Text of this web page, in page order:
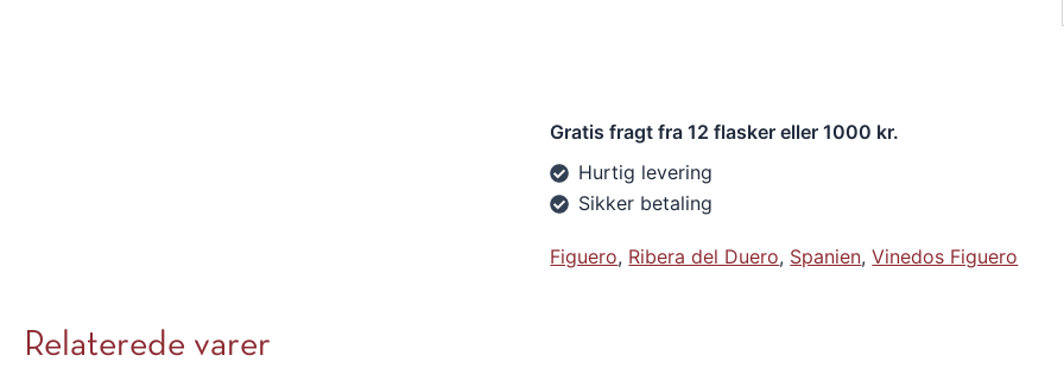
Gratis fragt fra 12 flasker eller 1000 kr.
Hurtig levering
Sikker betaling
Figuero, Ribera del Duero, Spanien,Vinedos Figuero
Relaterede varer